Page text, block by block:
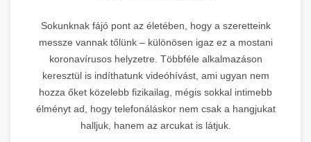
Sokunknak fájó pont az életében, hogy a szeretteink
messze vannak tőlünk – különösen igaz ez a mostani
koronavírusos helyzetre. Többféle alkalmazáson
keresztül is indíthatunk videóhívást, ami ugyan nem
hozza őket közelebb fizikailag, mégis sokkal intimebb
élményt ad, hogy telefonáláskor nem csak a hangjukat
halljuk, hanem az arcukat is látjuk.